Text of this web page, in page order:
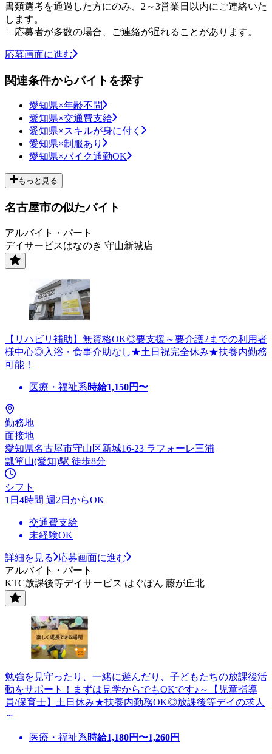
書類選考を通過した方にのみ、2～3営業日以内にご連絡いた
します。
∟応募者が多数の場合、ご連絡が遅れることがあります。
応募画面に進む
関連条件からバイトを探す
愛知県×年齢不問
愛知県×交通費支給
愛知県×スキルが身に付く
愛知県×制服あり
愛知県×バイク通勤OK
もっと見る
名古屋市の似たバイト
アルバイト・パート
デイサービスはなのき 守山新城店
【リハビリ補助】無資格OK◎要支援～要介護2までの利用者
様中心◎入浴・食事介助なし★土日祝完全休み★扶養内勤務
可能！
医療・福祉系時給1,150円〜
勤務地
面接地
愛知県名古屋市守山区新城16-23 ラフォーレ三浦
瓢箪山(愛知)駅 徒歩8分
シフト
1日4時間 週2日からOK
交通費支給
未経験OK
詳細を見る
応募画面に進む
アルバイト・パート
KTC放課後等デイサービス はぐぽん 藤が丘北
勉強を見守ったり、一緒に遊んだり、子どもたちの放課後活
動をサポート！まずは見学からでもOKです♪～【児童指導
員/保育士】土日休み★扶養内勤務OK◎放課後等デイの求人
～
医療・福祉系時給1,180円〜1,260円